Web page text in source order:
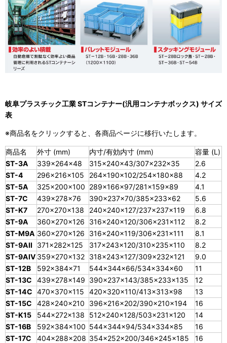
岐阜プラスチック工業 STコンテナー(汎用コンテナボックス) サイズ
表
※商品名をクリックすると、各商品ページに移行いたします。
商品名 外寸 (mm) 内寸/有効内寸 (mm)
容量 (L)
ST-3A
339×264×48 315×240×43/307×232×35
2.6
ST-4
296×216×105 264×190×102/254×180×88
4.2
ST-5A
325×200×100 289×166×97/281×159×89
4.1
ST-7C
439×278×76 390×237×70/385×233×62
5.6
ST-K7
270×270×138 240×240×127/237×237×119
6.8
ST-9A
360×270×126 316×240×120/306×231×112
8.2
ST-M9A 360×270×126 316×240×119/306×231×111
8.1
ST-9AII
371×282×125 317×243×120/310×235×110
8.2
ST-9AIV 359×270×132 318×243×127/309×232×121
9.0
ST-12B
592×384×71 544×344×66/534×334×60
11
ST-13C
439×278×149 390×237×143/385×233×135
12
ST-14C 470×370×115 420×320×110/413×313×98
13
ST-15C
428×240×210 396×216×202/390×210×194
16
ST-K15
544×272×138 512×240×128/503×231×120
14
ST-16B
592×384×100 544×344×94/534×334×85
16
ST-17C
404×288×208 354×252×200/346×245×185
16